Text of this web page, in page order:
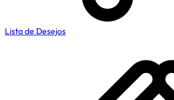
Lista de Desejos